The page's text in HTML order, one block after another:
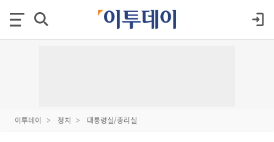
이투데이 정치 대통령실/총리실